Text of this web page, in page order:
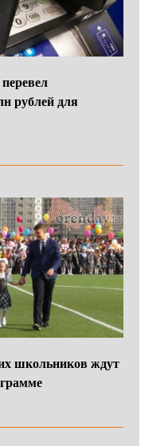
рублей для
школьников ждут